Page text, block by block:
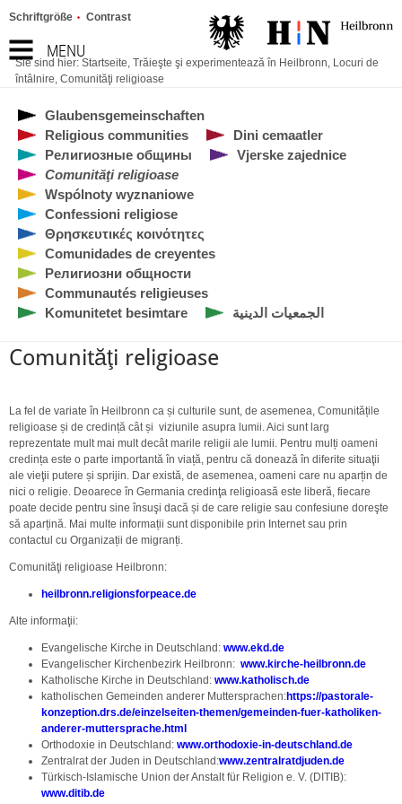
MENU
Schriftgröße Contrast
Sie sind hier: Startseite, Trăieşte şi experimentează în Heilbronn, Locuri de
întâlnire, Comunităţi religioase
Glaubensgemeinschaften
Religious communities
Dini cemaatler
Религиозные общины
Vjerske zajednice
Comunităţi religioase
Wspólnoty wyznaniowe
Confessioni religiose
Θρησκευτικές κοινότητες
Comunidades de creyentes
Религиозни общности
Communautés religieuses
Komunitetet besimtare
الجمعيات الدينية
Comunităţi religioase
La fel de variate în Heilbronn ca și culturile sunt, de asemenea, Comunitățile
religioase și de credință cât și viziunile asupra lumii. Aici sunt larg
reprezentate mult mai mult decât marile religii ale lumii. Pentru mulți oameni
credința este o parte importantă în viață, pentru că donează în diferite situaţii
ale vieţii putere și sprijin. Dar există, de asemenea, oameni care nu aparțin de
nici o religie. Deoarece în Germania credinţa religioasă este liberă, fiecare
poate decide pentru sine însuşi dacă și de care religie sau confesiune doreşte
să aparțină. Mai multe informații sunt disponibile prin Internet sau prin
contactul cu Organizații de migranți.
Comunităţi religioase Heilbronn:
heilbronn.religionsforpeace.de
Alte informaţii:
Evangelische Kirche in Deutschland: www.ekd.de
Evangelischer Kirchenbezirk Heilbronn: www.kirche-heilbronn.de
Katholische Kirche in Deutschland: www.katholisch.de
katholischen Gemeinden anderer Muttersprachen:https://pastorale-
konzeption.drs.de/einzelseiten-themen/gemeinden-fuer-katholiken-
anderer-muttersprache.html
Orthodoxie in Deutschland: www.orthodoxie-in-deutschland.de
Zentralrat der Juden in Deutschland:www.zentralratdjuden.de
Türkisch-Islamische Union der Anstalt für Religion e. V. (DITIB):
www.ditib.de